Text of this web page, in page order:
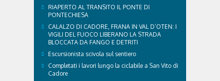
RIAPERTO AL TRANSITO IL PONTE DI
PONTECHIESA
CALALZO DI CADORE, FRANA IN VAL D’OTEN: I
VIGILI DEL FUOCO LIBERANO LA STRADA
BLOCCATA DA FANGO E DETRITI
Escursionista scivola sul sentiero
Completati i lavori lungo la ciclabile a San Vito di
Cadore